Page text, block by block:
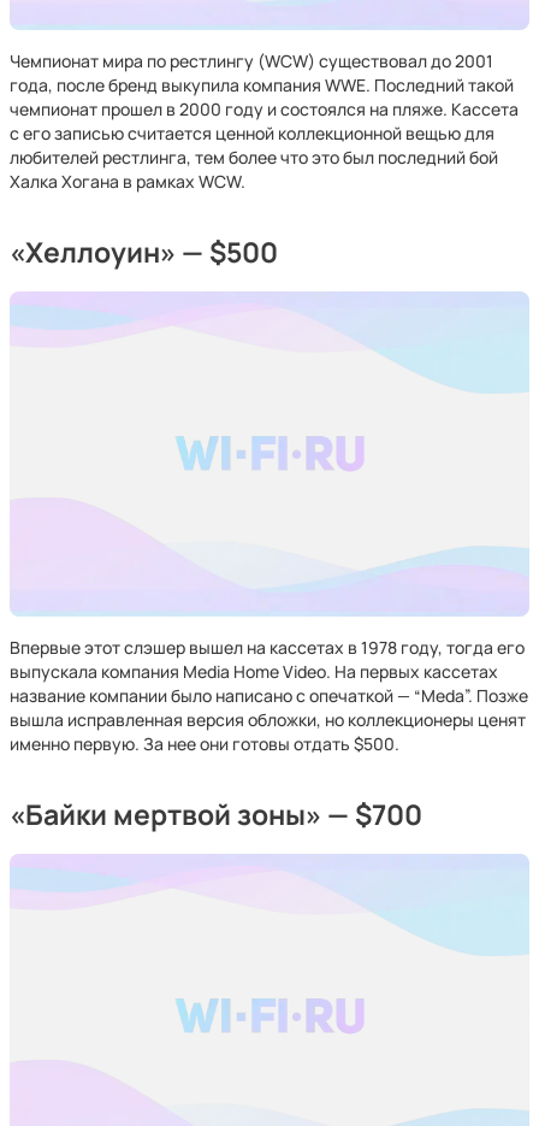
Чемпионат мира по рестлингу (WCW) существовал до 2001
года, после бренд выкупила компания WWE. Последний такой
чемпионат прошел в 2000 году и состоялся на пляже. Кассета
с его записью считается ценной коллекционной вещью для
любителей рестлинга, тем более что это был последний бой
Халка Хогана в рамках WCW.
«Хеллоуин» — $500
Впервые этот слэшер вышел на кассетах в 1978 году, тогда его
выпускала компания Media Home Video. На первых кассетах
название компании было написано с опечаткой — “Meda”. Позже
вышла исправленная версия обложки, но коллекционеры ценят
именно первую. За нее они готовы отдать $500.
«Байки мертвой зоны» — $700